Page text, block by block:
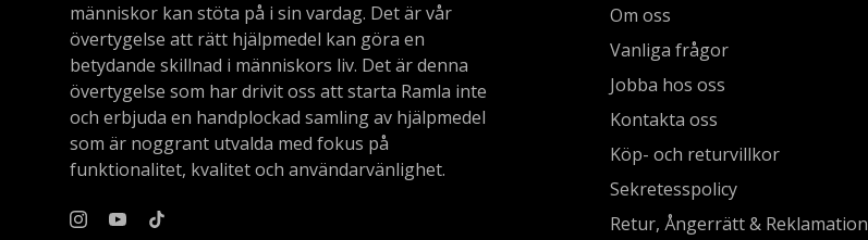
människor kan stöta på i sin vardag. Det är vår
övertygelse att rätt hjälpmedel kan göra en
betydande skillnad i människors liv. Det är denna
övertygelse som har drivit oss att starta Ramla inte
och erbjuda en handplockad samling av hjälpmedel
som är noggrant utvalda med fokus på
funktionalitet, kvalitet och användarvänlighet.
Om oss
Vanliga frågor
Jobba hos oss
Kontakta oss
Köp- och returvillkor
Sekretesspolicy
Retur, Ångerrätt & Reklamation